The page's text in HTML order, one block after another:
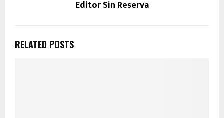
Editor Sin Reserva
RELATED POSTS